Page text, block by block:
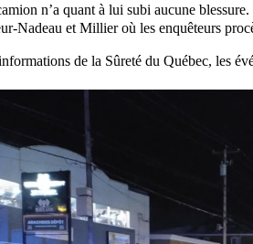
n’a quant à lui subi aucune
Nadeau et Millier où les enquêteurs
de la Sûreté du Québec, les